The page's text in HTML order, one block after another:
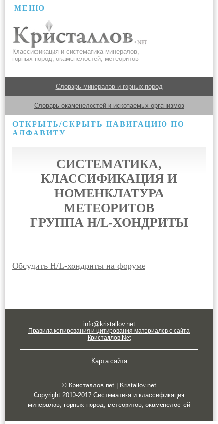
МЕНЮ
Классификация и систематика минералов,
горных пород, окаменелостей, метеоритов
Словарь минералов и горных пород
Словарь окаменелостей и ископаемых организмов
ОТКРЫТЬ/СКРЫТЬ НАВИГАЦИЮ ПО
АЛФАВИТУ
СИСТЕМАТИКА,
КЛАССИФИКАЦИЯ И
НОМЕНКЛАТУРА
МЕТЕОРИТОВ
ГРУППА H/L-ХОНДРИТЫ
Обсудить H/L-хондриты на форуме
info@kristallov.net
Правила копирования и цитирования материалов с сайта
Кристаллов.Net
Карта сайта
© Кристаллов.net | Kristallov.net
Copyright 2010-2017 Систематика и классификация
минералов, горных пород, метеоритов, окаменелостей